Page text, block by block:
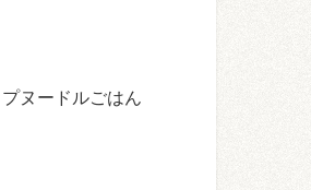
ヌードルごはん